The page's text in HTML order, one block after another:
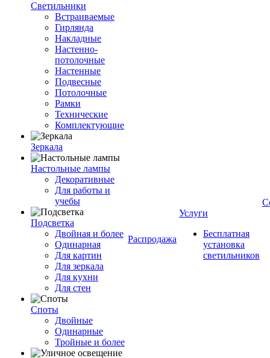
Светильники
Встраиваемые
Гирлянда
Накладные
Настенно-
потолочные
Настенные
Подвесные
Потолочные
Рамки
Технические
Комплектующие
Зеркала
Настольные лампы
Декоративные
Для работы и
учебы
Подсветка
Двойная и более
Одинарная
Для картин
Для зеркала
Для кухни
Для стен
Споты
Двойные
Одинарные
Тройные и более
Распродажа
Услуги
Бесплатная
установка
светильников